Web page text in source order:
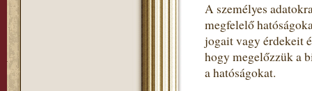
A személyes
megfelelő
jogait vagy érdekeit
hogy megelőzzük a
a hatóságokat.